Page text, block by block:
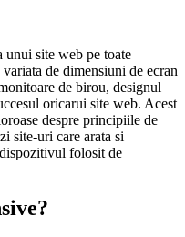
unui site web pe toate
de dimensiuni de ecran
de birou, designul
oricarui site web. Acest
despre principiile de
site-uri care arata si
folosit de